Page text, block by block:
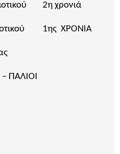
2η χρονιά
1ης ΧΡΟΝΙΆ
ΠΑΛΙΟΙ